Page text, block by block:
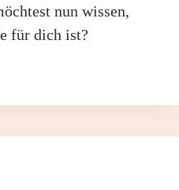
nun wissen,
für dich ist?